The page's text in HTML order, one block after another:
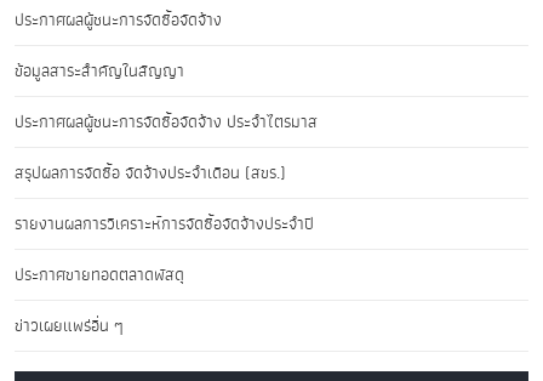
ประกาศผลผู้ชนะการจัดซื้อจัดจ้าง
ข้อมูลสาระสำคัญในสัญญา
ประกาศผลผู้ชนะการจัดซื้อจัดจ้าง ประจำไตรมาส
สรุปผลการจัดซื้อ จัดจ้างประจำเดือน (สขร.)
รายงานผลการวิเคราะห์การจัดซื้อจัดจ้างประจำปี
ประกาศขายทอดตลาดพัสดุ
ข่าวเผยแพร่อื่น ๆ